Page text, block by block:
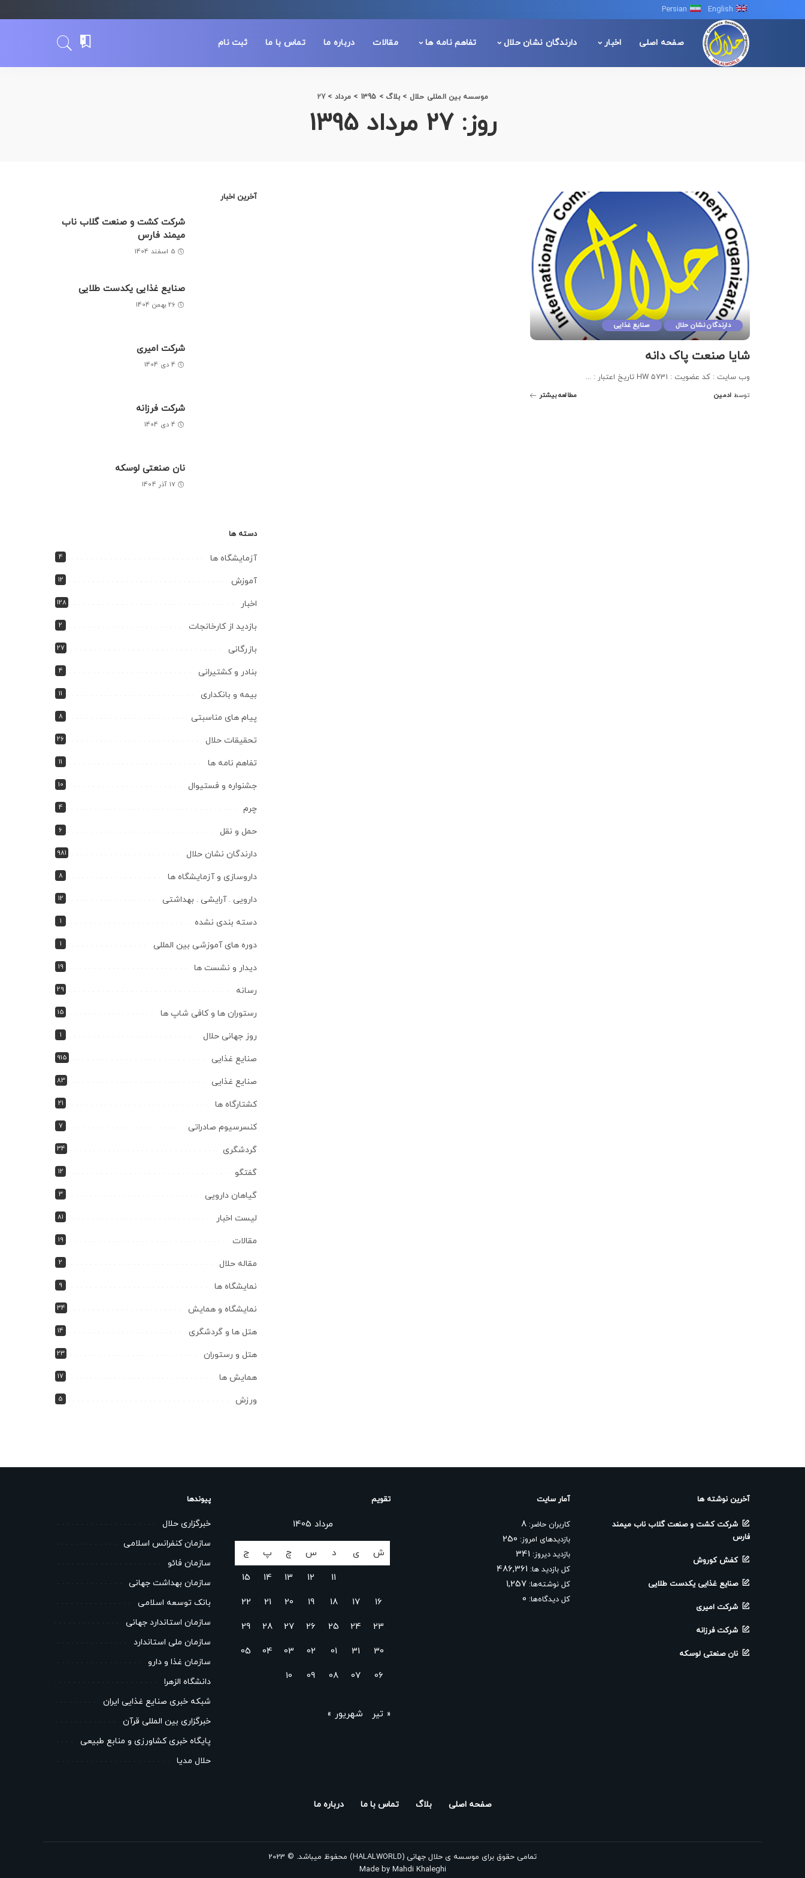
English
Persian
صفحه اصلی اخبار دارندگان نشان حلال تفاهم نامه ها مقالات درباره ما تماس با ما ثبت نام 0
موسسه بین المللی حلال > بلاگ >
1395
> مرداد >
27
روز:27 مرداد 1395
دارندگان نشان حلال صنایع غذایی
شایا صنعت پاک دانه
وب سایت : کد عضویت : HW 5731 تاریخ اعتبار : ...
Posted
توسط ادمین مطالعه بیشتر
آخرین اخبار
شرکت کشت و صنعت گلاب ناب
میمند فارس
5 اسفند 1404
صنایع غذایی یکدست طلایی
26 بهمن 1404
شرکت امیری
4 دی 1404
شرکت فرزانه
4 دی 1404
نان صنعتی لوسکه
17 آذر 1404
دسته ها
آزمایشگاه ها 4
آموزش 12
اخبار 128
بازدید از کارخانجات 2
بازرگانی 27
بنادر و کشتیرانی 4
بیمه و بانکداری 11
پیام های مناسبتی 8
تحقیقات حلال 26
تفاهم نامه ها 11
جشنواره و فستیوال 10
چرم 4
حمل و نقل 6
دارندگان نشان حلال 981
داروسازی و آزمایشگاه ها 8
دارویی . آرایشی . بهداشتی 12
دسته بندی نشده 1
دوره های آموزشی بین المللی 1
دیدار و نشست ها 19
رسانه 29
رستوران ها و کافی شاپ ها 15
روز جهانی حلال 1
صنایع غذایی 915
صنایع غذایی 83
کشتارگاه ها 21
کنسرسیوم صادراتی 7
گردشگری 34
گفتگو 12
گیاهان دارویی 3
لیست اخبار 81
مقالات 19
مقاله حلال 2
نمایشگاه ها 9
نمایشگاه و همایش 34
هتل ها و گردشگری 14
هتل و رستوران 23
همایش ها 17
ورزش 5
آخرین نوشته ها
شرکت کشت و صنعت گلاب ناب میمند
فارس
کفش کوروش
صنایع غذایی یکدست طلایی
شرکت امیری
شرکت فرزانه
نان صنعتی لوسکه
آمار سایت
کاربران حاضر: 8
بازدیدهای امروز: 250
بازدید دیروز: 341
کل بازدید ها: 486,361
کل نوشته‌ها: 1,257
کل دیدگاه‌ها: 0
تقویم
مرداد 1405
ش ی د س چ پ
ج
11
12
13
14
15
16
17
18
19
20
21
22
23
24
25
26
27
28
29
30
31
01
02
03
04
05
06
07
08
09
10
« تیر شهریور »
پیوندها
خبرگزاری حلال
سازمان کنفرانس اسلامی
سازمان فائو
سازمان بهداشت جهانی
بانک توسعه اسلامی
سازمان استاندارد جهانی
سازمان ملی استاندارد
سازمان غذا و دارو
دانشگاه الزهرا
شبکه خبری صنایع غذایی ایران
خبرگزاری بین المللی قرآن
پایگاه خبری کشاورزی و منابع طبیعی
حلال مدیا
صفحه اصلی بلاگ تماس با ما درباره ما
تمامی حقوق برای موسسه ی حلال جهانی (HALALWORLD) محفوظ میباشد. © 2023
Made by Mahdi Khaleghi